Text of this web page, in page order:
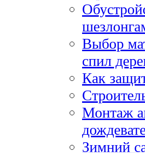
Выбор
спил
Как
Монтаж
Зимний